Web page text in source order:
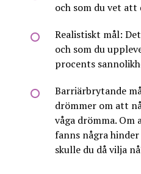
och som du vet att
Realistiskt mål:
och som du
procents
Barriärbrytande
drömmer om att
våga drömma.
fanns några
skulle du då vilja